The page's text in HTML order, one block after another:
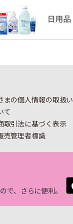
まの個人情報の取扱い
て
取引法に基づく表示
売管理者標識
で、さらに便利。